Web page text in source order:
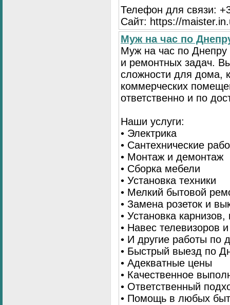
Телефон для связи:
Сайт: https://
Муж на час по
Муж на час по
и ремонтных задач.
сложности для дома,
коммерческих
ответственно и по
Наши услуги:
• Электрика
• Сантехнические
• Монтаж и демонтаж
• Сборка мебели
• Установка техники
• Мелкий бытовой
• Замена розеток и
• Установка
• Навес телевизоров
• И другие работы по
• Быстрый выезд по
• Адекватные цены
• Качественное
• Ответственный
• Помощь в любых